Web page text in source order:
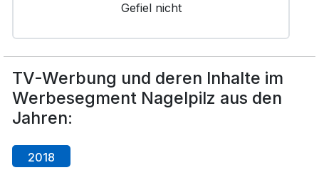
Gefiel nicht
TV-Werbung und deren Inhalte im
Werbesegment Nagelpilz aus den
Jahren:
2018